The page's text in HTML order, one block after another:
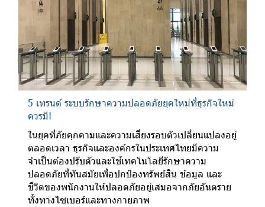
5 เทรนด์ ระบบรักษาความปลอดภัยยุคใหม่ที่ธุรกิจใหม่
ควรมี!
ในยุคที่ภัยคุกคามและความเสี่ยงรอบตัวเปลี่ยนแปลงอยู่
ตลอดเวลา ธุรกิจและองค์กรในประเทศไทยมีความ
จำเป็นต้องปรับตัวและใช้เทคโนโลยีรักษาความ
ปลอดภัยที่ทันสมัยเพื่อปกป้องทรัพย์สิน ข้อมูล และ
ชีวิตของพนักงานให้ปลอดภัยอยู่เสมอจากภัยอันตราย
ทั้งทางไซเบอร์และทางกายภาพ